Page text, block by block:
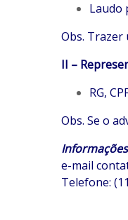
Laudo
Obs. Trazer
II –
RG,
Obs. Se o
e-mail
Telefone: